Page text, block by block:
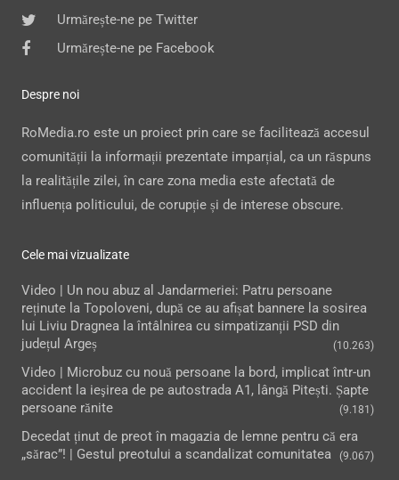
Urmărește-ne pe Twitter
Urmărește-ne pe Facebook
Despre noi
RoMedia.ro este un proiect prin care se facilitează accesul
comunității la informații prezentate imparțial, ca un răspuns
la realitățile zilei, în care zona media este afectată de
influența politicului, de corupție și de interese obscure.
Cele mai vizualizate
Video | Un nou abuz al Jandarmeriei: Patru persoane
reținute la Topoloveni, după ce au afișat bannere la sosirea
lui Liviu Dragnea la întâlnirea cu simpatizanții PSD din
județul Argeș
(10.263)
Video | Microbuz cu nouă persoane la bord, implicat într-un
accident la ieşirea de pe autostrada A1, lângă Pitești. Șapte
persoane rănite
(9.181)
Decedat ținut de preot în magazia de lemne pentru că era
„sărac”! | Gestul preotului a scandalizat comunitatea
(9.067)